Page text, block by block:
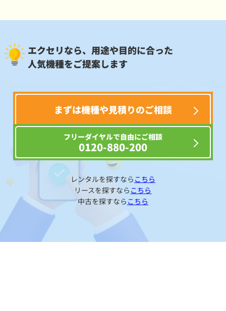
エクセリなら、用途や目的に合った
人気機種をご提案します
まずは機種や見積りのご相談
フリーダイヤルで自由にご相談
0120-880-200
レンタルを探すなら こちら
リースを探すなら こちら
中古を探すなら こちら